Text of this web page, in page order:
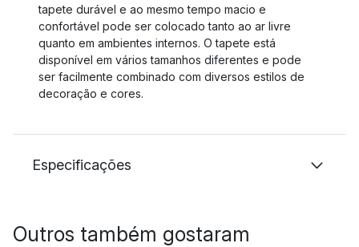
tapete durável e ao mesmo tempo macio e
confortável pode ser colocado tanto ao ar livre
quanto em ambientes internos. O tapete está
disponível em vários tamanhos diferentes e pode
ser facilmente combinado com diversos estilos de
decoração e cores.
Especificações
Outros também gostaram